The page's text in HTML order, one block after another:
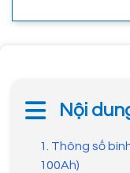
Nội
1. Thông số
100Ah)